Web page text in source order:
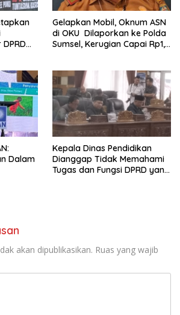
Gelapkan Mobil, Oknum ASN
di OKU Dilaporkan ke Polda
Sumsel, Kerugian Capai Rp1,2
Dalam
Kepala Dinas Pendidikan
Dianggap Tidak Memahami
Tugas dan Fungsi DPRD yang
akan dipublikasikan. Ruas yang wajib